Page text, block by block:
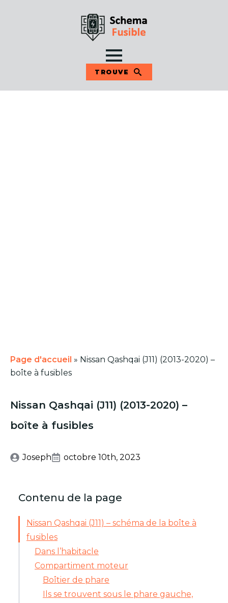
TROUVE
Page d'accueil » Nissan Qashqai (J11) (2013-2020) –
boîte à fusibles
Nissan Qashqai (J11) (2013-2020) –
boîte à fusibles
Joseph octobre 10th, 2023
Contenu de la page
Nissan Qashqai (J11) – schéma de la boîte à
fusibles
Dans l’habitacle
Compartiment moteur
Boîtier de phare
Ils se trouvent sous le phare gauche,